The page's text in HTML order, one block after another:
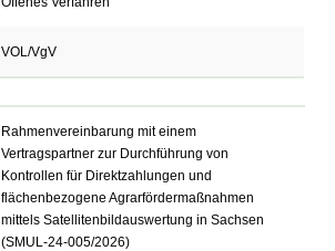
VOL/VgV
Rahmenvereinbarung mit einem
Vertragspartner zur Durchführung von
Kontrollen für Direktzahlungen und
flächenbezogene Agrarfördermaßnahmen
mittels Satellitenbildauswertung in Sachsen
(SMUL-24-005/2026)